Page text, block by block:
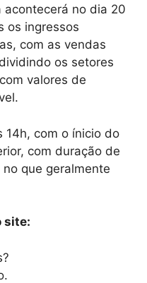
acontecerá no dia 20
os ingressos
com as vendas
os setores
valores de
14h, com o ínicio do
com duração de
que geralmente
site: